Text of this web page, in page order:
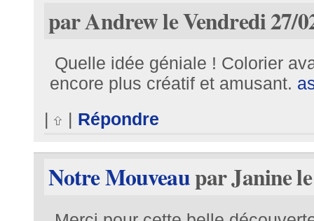
par Andrew le Vendredi 27/
Quelle idée géniale ! Colorier
encore plus créatif et amusant.
|
| Répondre
Notre Mouveaupar Janine